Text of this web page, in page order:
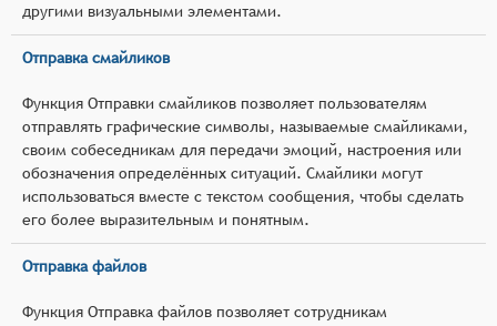
другими визуальными элементами.
Отправка смайликов
Функция Отправки смайликов позволяет пользователям
отправлять графические символы, называемые смайликами,
своим собеседникам для передачи эмоций, настроения или
обозначения определённых ситуаций. Смайлики могут
использоваться вместе с текстом сообщения, чтобы сделать
его более выразительным и понятным.
Отправка файлов
Функция Отправка файлов позволяет сотрудникам